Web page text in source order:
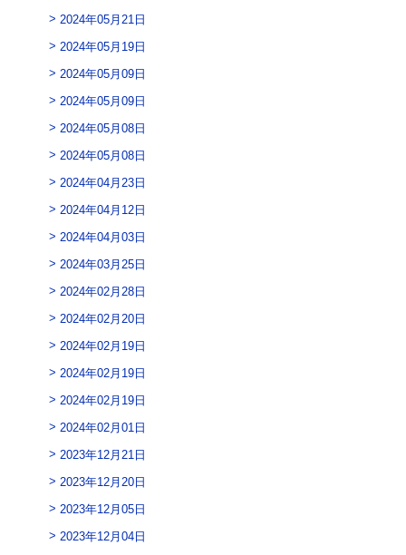
2024年05月21日
2024年05月19日
2024年05月09日
2024年05月09日
2024年05月08日
2024年05月08日
2024年04月23日
2024年04月12日
2024年04月03日
2024年03月25日
2024年02月28日
2024年02月20日
2024年02月19日
2024年02月19日
2024年02月19日
2024年02月01日
2023年12月21日
2023年12月20日
2023年12月05日
2023年12月04日